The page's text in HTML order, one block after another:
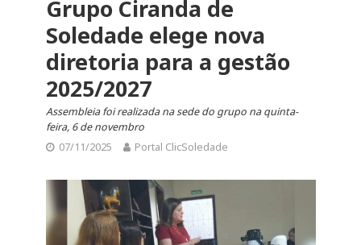
Grupo Ciranda de
Soledade elege nova
diretoria para a gestão
2025/2027
Assembleia foi realizada na sede do grupo na quinta-
feira, 6 de novembro
07/11/2025
Portal ClicSoledade